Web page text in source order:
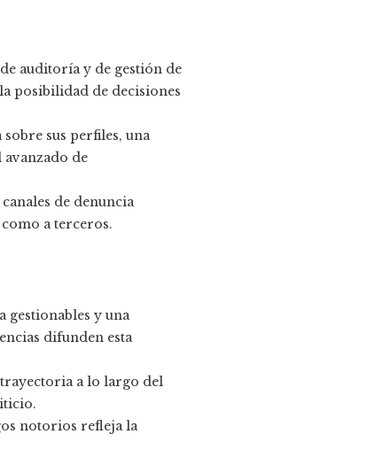
auditoría y de gestión de
posibilidad de decisiones
sus perfiles, una
de
de denuncia
a terceros.
gestionables y una
difunden esta
a lo largo del
notorios refleja la